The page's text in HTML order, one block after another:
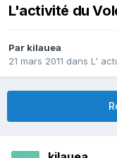
L'activité du
Par kilauea
21 mars 2011 dans L'